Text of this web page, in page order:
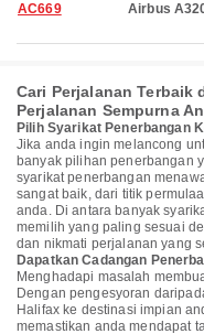
AC669 Airbus
Cari Perjalanan Terbaik
Perjalanan Sempurna
Pilih Syarikat Penerbangan
Jika anda ingin melancong
banyak pilihan penerbangan
syarikat penerbangan
sangat baik, dari titik
anda. Di antara banyak
memilih yang paling sesuai
dan nikmati perjalanan yang
Dapatkan Cadangan
Menghadapi masalah
Dengan pengesyoran
Halifax ke destinasi impian
memastikan anda mendapat